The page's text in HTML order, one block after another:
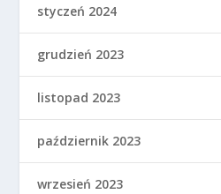
styczeń 2024
grudzień 2023
listopad 2023
październik 2023
wrzesień 2023